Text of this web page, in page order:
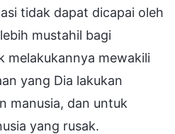
tidak dapat dicapai oleh
mustahil bagi
melakukannya mewakili
yang Dia lakukan
manusia, dan untuk
yang rusak.